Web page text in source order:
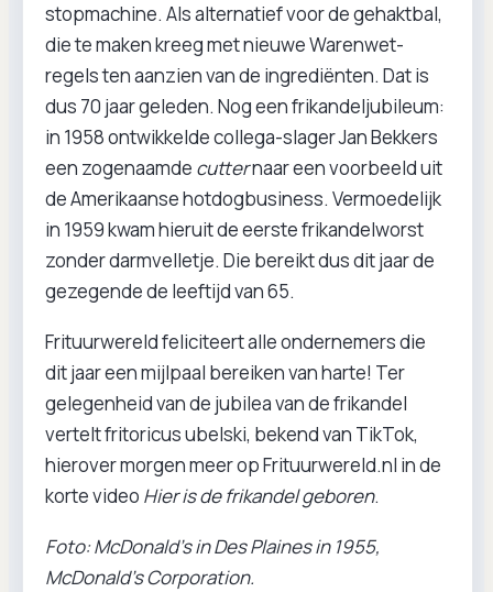
stopmachine. Als alternatief voor de gehaktbal,
die te maken kreeg met nieuwe Warenwet-
regels ten aanzien van de ingrediënten. Dat is
dus 70 jaar geleden. Nog een frikandeljubileum:
in 1958 ontwikkelde collega-slager Jan Bekkers
een zogenaamde cutternaar een voorbeeld uit
de Amerikaanse hotdogbusiness. Vermoedelijk
in 1959 kwam hieruit de eerste frikandelworst
zonder darmvelletje. Die bereikt dus dit jaar de
gezegende de leeftijd van 65.
Frituurwereld feliciteert alle ondernemers die
dit jaar een mijlpaal bereiken van harte! Ter
gelegenheid van de jubilea van de frikandel
vertelt fritoricus ubelski, bekend van TikTok,
hierover morgen meer op Frituurwereld.nl in de
korte video Hier is de frikandel geboren.
Foto: McDonald's in Des Plaines in 1955,
McDonald's Corporation.